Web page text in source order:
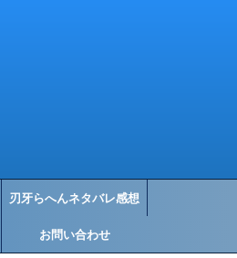
刃牙らへんネタバレ感想
お問い合わせ